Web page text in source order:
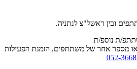
מספר אחר של משתתפים, הזמנת הפעילות